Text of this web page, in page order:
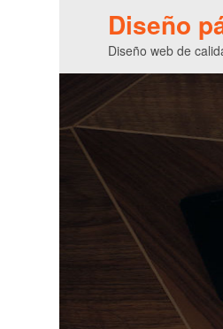
Diseño
Diseño web de